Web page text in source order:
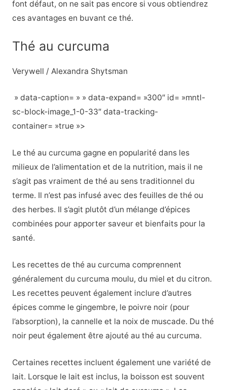
font défaut, on ne sait pas encore si vous obtiendrez
ces avantages en buvant ce thé.
Thé au curcuma
Verywell / Alexandra Shytsman
» data-caption= » » data-expand= »300″ id= »mntl-
sc-block-image_1-0-33″ data-tracking-
container= »true »>
Le thé au curcuma gagne en popularité dans les
milieux de l’alimentation et de la nutrition, mais il ne
s’agit pas vraiment de thé au sens traditionnel du
terme. Il n’est pas infusé avec des feuilles de thé ou
des herbes. Il s’agit plutôt d’un mélange d’épices
combinées pour apporter saveur et bienfaits pour la
santé.
Les recettes de thé au curcuma comprennent
généralement du curcuma moulu, du miel et du citron.
Les recettes peuvent également inclure d’autres
épices comme le gingembre, le poivre noir (pour
l’absorption), la cannelle et la noix de muscade. Du thé
noir peut également être ajouté au thé au curcuma.
Certaines recettes incluent également une variété de
lait. Lorsque le lait est inclus, la boisson est souvent